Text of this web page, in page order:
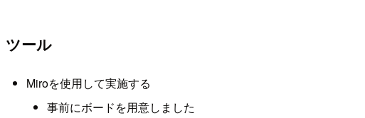
ツール
Miroを使用して実施する
事前にボードを用意しました